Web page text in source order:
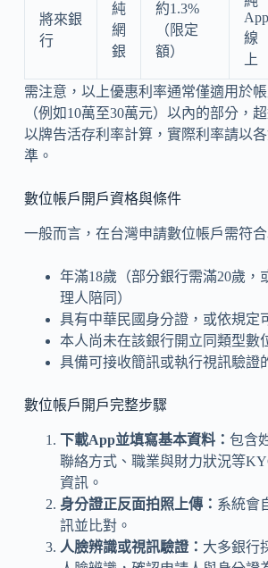
將來銀
行
純
網
銀
約1.3%
（限定
額）
App
線
上
需注意，以上優惠利率通常僅適用於
（例如10萬至30萬元）以內的部分，
以牌告活存利率計算，實際利率請以
準。
數位帳戶開戶資格與條件
一般而言，在台灣申請數位帳戶需符合
年滿18歲（部分銀行需滿20歲，
理人陪同）
具有中華民國身分證，或依規定
本人尚未在該銀行開立同類型數
具備可接收簡訊或執行視訊驗證
數位帳戶開戶完整步驟
下載App並填寫基本資料： 包含
聯絡方式、職業與財力狀況等
資訊。
身分證正反面拍照上傳： 系統會
訊並比對。
人臉辨識或視訊驗證： 大多銀行